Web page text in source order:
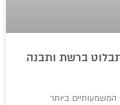
ברשת ותבנה
המשמעותיים ביותר